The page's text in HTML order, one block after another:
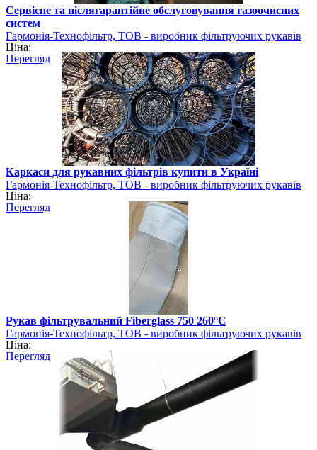
Сервісне та післягарантійне обслуговування газоочисних
систем
Гармонія-Технофільтр, ТОВ - виробник фільтруючих рукавів
Ціна:
Перегляд
Каркаси для рукавних фільтрів купити в Україні
Гармонія-Технофільтр, ТОВ - виробник фільтруючих рукавів
Ціна:
Перегляд
Рукав фільтрувальний Fiberglass 750 260°C
Гармонія-Технофільтр, ТОВ - виробник фільтруючих рукавів
Ціна:
Перегляд